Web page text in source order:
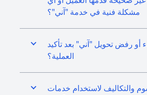
مشكلة فنية في خدمة "آني"؟
أو رفض تحويل "آني" بعد تأكيد
العملية؟
والتكاليف لاستخدام خدمات